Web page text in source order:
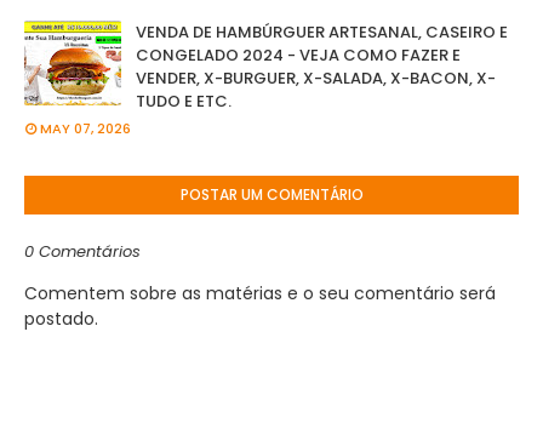
VENDA DE HAMBÚRGUER ARTESANAL, CASEIRO E
CONGELADO 2024 - VEJA COMO FAZER E
VENDER, X-BURGUER, X-SALADA, X-BACON, X-
TUDO E ETC.
MAY 07, 2026
POSTAR UM COMENTÁRIO
0 Comentários
Comentem sobre as matérias e o seu comentário será
postado.